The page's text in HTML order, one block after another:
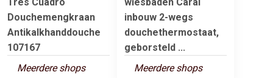
Douchemengkraan
Antikalkhanddouche
107167
Meerdere shops
inbouw 2-wegs
douchethermostaat,
geborsteld ...
Meerdere shops